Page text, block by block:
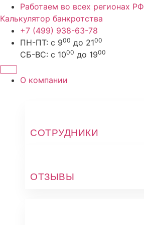
Работаем во всех регионах РФ
Калькулятор банкротства
+7 (499) 938-63-78
ПН-ПТ: с 900 до 2100
СБ-ВС: с 1000 до 1900
О компании
СОТРУДНИКИ
ОТЗЫВЫ